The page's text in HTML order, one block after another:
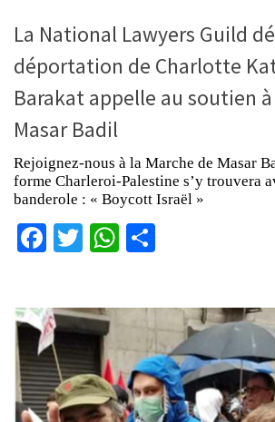
La National Lawyers Guild
déportation de Charlotte
Barakat appelle au soutien
Masar Badil
Rejoignez-nous à la Marche de Masar
forme Charleroi-Palestine s’y trouvera
banderole : « Boycott Israël »
Facebook
TwitterWhatsApp